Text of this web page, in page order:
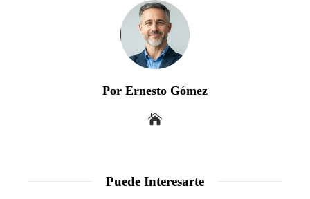
Por Ernesto Gómez
Puede Interesarte